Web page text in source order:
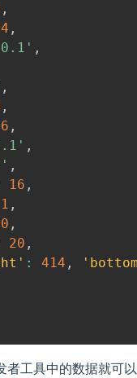
,
,
,
,
,
,
,
,
16 ,
1 ,
,
20 ,
: 414 ,
工具中的数据就可